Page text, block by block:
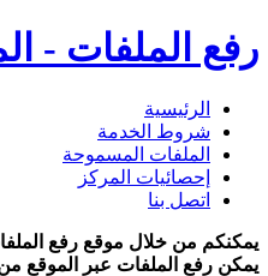
رفع الملفات -
الرئيسية
شروط الخدمة
الملفات المسموحة
إحصائيات المركز
اتصل بنا
يمكنكم من خلال موقع رفع
يمكن رفع الملفات عبر الموقع